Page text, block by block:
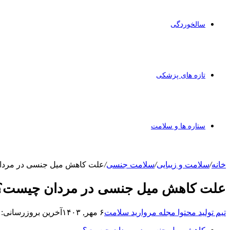
سالخوردگی
تازه های پزشکی
ستاره ها و سلامت
خانه/سلامت و زیبایی/سلامت جنسی/علت کاهش میل جنسی در
علت کاهش میل جنسی در مردان
تیم تولید محتوا مجله مروارید سلامت۶ مهر, ۱۴۰۳ آخرین بروزرسانی: ۷ مهر, ۱۴۰۳